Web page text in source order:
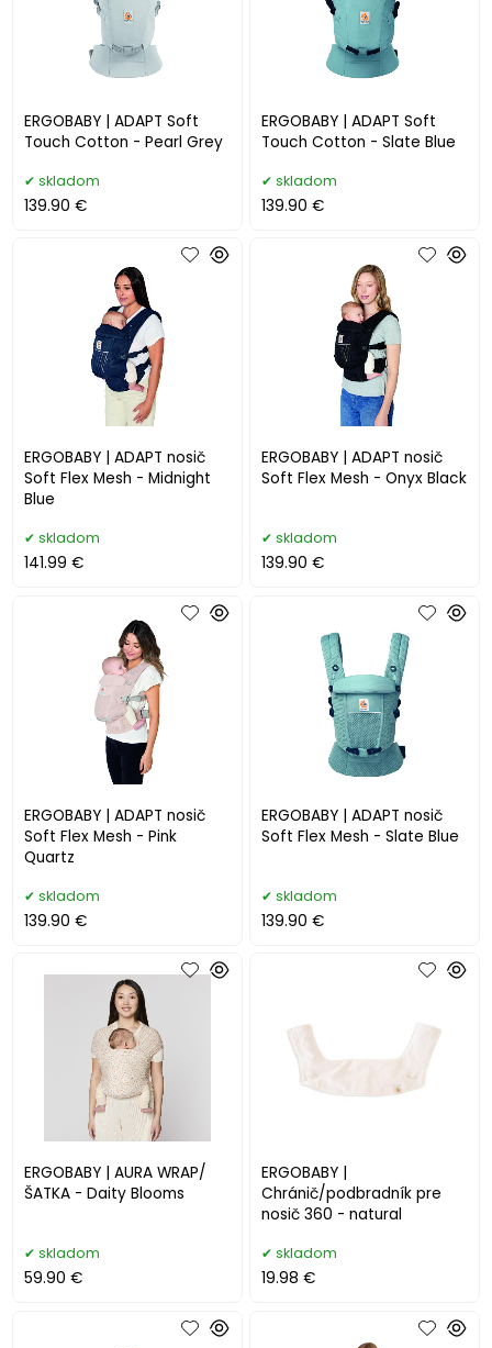
ERGOBABY | ADAPT Soft
Touch Cotton - Pearl Grey
skladom
139.90 €
ERGOBABY | ADAPT Soft
Touch Cotton - Slate Blue
skladom
139.90 €
ERGOBABY | ADAPT nosič
Soft Flex Mesh - Midnight
Blue
skladom
141.99 €
ERGOBABY | ADAPT nosič
Soft Flex Mesh - Onyx Black
skladom
139.90 €
ERGOBABY | ADAPT nosič
Soft Flex Mesh - Pink
Quartz
skladom
139.90 €
ERGOBABY | ADAPT nosič
Soft Flex Mesh - Slate Blue
skladom
139.90 €
ERGOBABY | AURA WRAP/
ŠATKA - Daity Blooms
skladom
59.90 €
ERGOBABY |
Chránič/podbradník pre
nosič 360 - natural
skladom
19.98 €